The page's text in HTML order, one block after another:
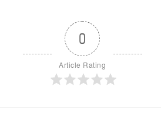
0
Article Rating